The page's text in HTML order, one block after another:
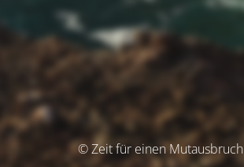
© Zeit für einen